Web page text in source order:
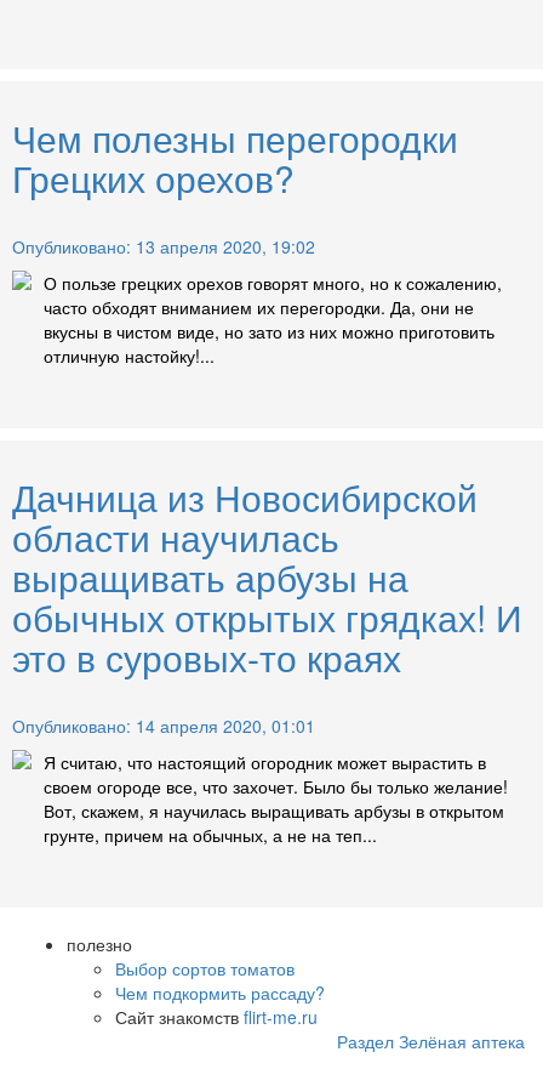
Чем полезны перегородки
Грецких орехов?
Опубликовано: 13 апреля 2020, 19:02
О пользе грецких орехов говорят много, но к сожалению,
часто обходят вниманием их перегородки. Да, они не
вкусны в чистом виде, но зато из них можно приготовить
отличную настойку!...
Дачница из Новосибирской
области научилась
выращивать арбузы на
обычных открытых грядках! И
это в суровых-то краях
Опубликовано: 14 апреля 2020, 01:01
Я считаю, что настоящий огородник может вырастить в
своем огороде все, что захочет. Было бы только желание!
Вот, скажем, я научилась выращивать арбузы в открытом
грунте, причем на обычных, а не на теп...
полезно
Выбор сортов томатов
Чем подкормить рассаду?
Сайт знакомств flirt-me.ru
Раздел Зелёная аптека